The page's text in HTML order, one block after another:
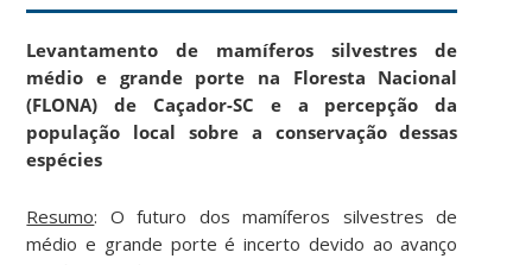
Levantamento de mamíferos silvestres de
médio e grande porte na Floresta Nacional
(FLONA) de Caçador-SC e a percepção da
população local sobre a conservação dessas
espécies
Resumo: O futuro dos mamíferos silvestres de
médio e grande porte é incerto devido ao avanço